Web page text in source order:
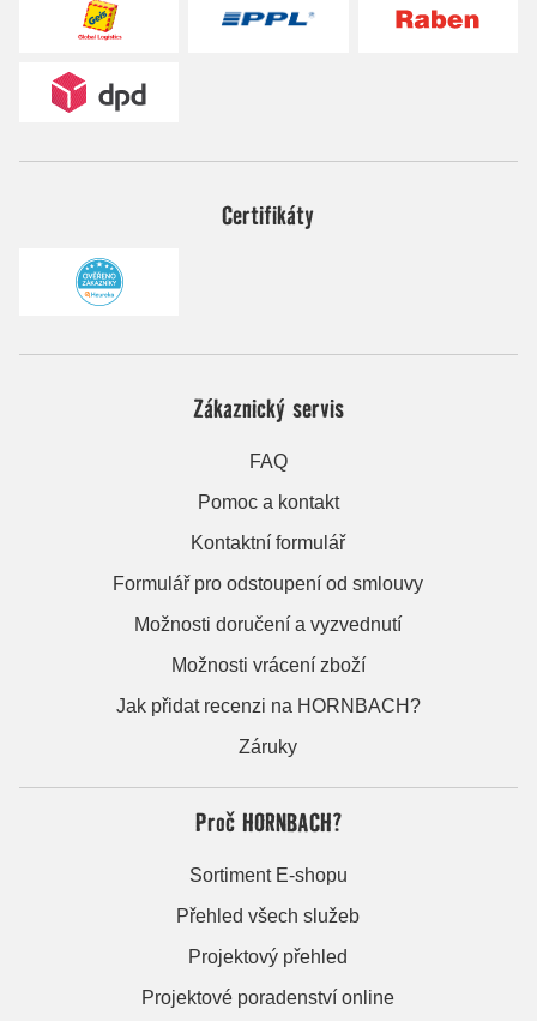
Certifikáty
Zákaznický servis
FAQ
Pomoc a kontakt
Kontaktní formulář
Formulář pro odstoupení od smlouvy
Možnosti doručení a vyzvednutí
Možnosti vrácení zboží
Jak přidat recenzi na HORNBACH?
Záruky
Proč HORNBACH?
Sortiment E-shopu
Přehled všech služeb
Projektový přehled
Projektové poradenství online